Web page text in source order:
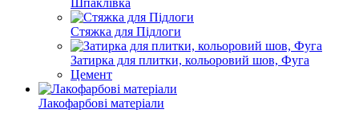
Стяжка для Підлоги
Затирка для плитки, кольоровий шов, Фуга
Цемент
Лакофарбові матеріали